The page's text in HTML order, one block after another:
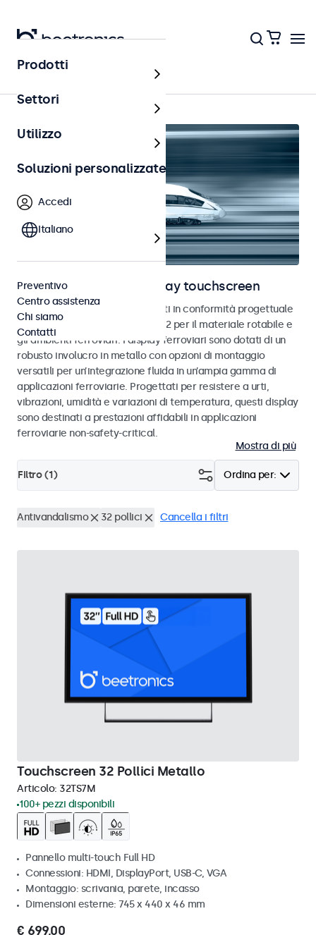
Home
Monitor ferroviari e display touchscreen
Monitor e touchscreen sviluppati in conformità progettuale
alle norme EN 50155 e EN 45545-2 per il materiale rotabile e
gli ambienti ferroviari. I display ferroviari sono dotati di un
robusto involucro in metallo con opzioni di montaggio
versatili per un’integrazione fluida in un’ampia gamma di
applicazioni ferroviarie. Progettati per resistere a urti,
vibrazioni, umidità e variazioni di temperatura, questi display
sono destinati a prestazioni affidabili in applicazioni
ferroviarie non-safety-critical.
Mostra di più
Ordina per:
Filtro (1)
Antivandalismo 32 pollici Cancella i filtri
Touchscreen 32 Pollici Metallo
Articolo: 32TS7M
100+ pezzi disponibili
Pannello multi-touch Full HD
Connessioni: HDMI, DisplayPort, USB-C, VGA
Montaggio: scrivania, parete, incasso
Dimensioni esterne: 745 x 440 x 46 mm
€ 699,00
Prodotti
Settori
Utilizzo
Soluzioni personalizzate
Accedi
Italiano
Preventivo
Centro assistenza
Chi siamo
Contatti